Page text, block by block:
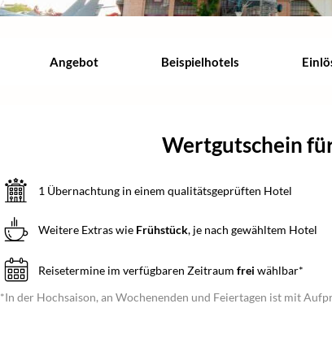
Angebot Beispielhotels
Wertgutschein
1 Übernachtung in einem qualitätsgeprüften Hotel
Weitere Extras wie Frühstück, je nach gewähltem Hotel
Reisetermine im verfügbaren Zeitraum frei wählbar*
*In der Hochsaison, an Wochenenden und Feiertagen ist mit